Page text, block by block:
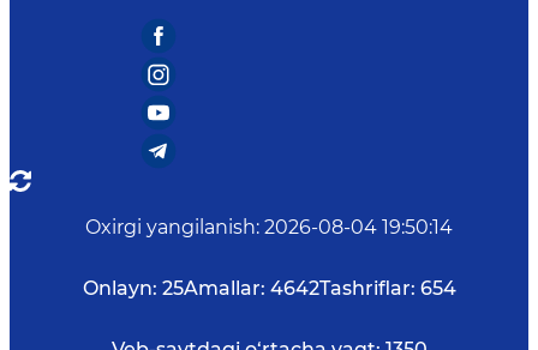
Oxirgi yangilanish: 2026-08-04 19:50:14
Onlayn: 25Amallar: 4642Tashriflar: 654